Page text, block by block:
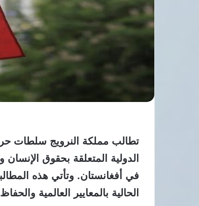
تطالب مملكة النرويج سلطات
الدولية المتعلقة بحقوق
في أفغانستان. وتأتي هذه
الحالية بالمعايير العالمية